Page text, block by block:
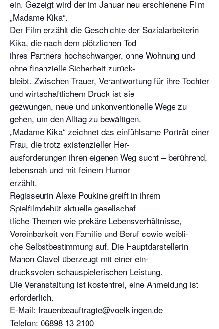
ein. Gezeigt wird der im Januar neu erschienene Film
„Madame Kika“.
Der Film erzählt die Geschichte der Sozialarbeiterin
Kika, die nach dem plötzlichen Tod
ihres Partners hochschwanger, ohne Wohnung und
ohne finanzielle Sicherheit zurück-
bleibt. Zwischen Trauer, Verantwortung für ihre Tochter
und wirtschaftlichem Druck ist sie
gezwungen, neue und unkonventionelle Wege zu
gehen, um den Alltag zu bewältigen.
„Madame Kika“ zeichnet das einfühlsame Porträt einer
Frau, die trotz existenzieller Her-
ausforderungen ihren eigenen Weg sucht – berührend,
lebensnah und mit feinem Humor
erzählt.
Regisseurin Alexe Poukine greift in ihrem
Spielfilmdebüt aktuelle gesellschaf
tliche Themen wie prekäre Lebensverhältnisse,
Vereinbarkeit von Familie und Beruf sowie weibli-
che Selbstbestimmung auf. Die Hauptdarstellerin
Manon Clavel überzeugt mit einer ein-
drucksvolen schauspielerischen Leistung.
Die Veranstaltung ist kostenfrei, eine Anmeldung ist
erforderlich.
E-Mail: frauenbeauftragte@voelklingen.de
Telefon: 06898 13 2100